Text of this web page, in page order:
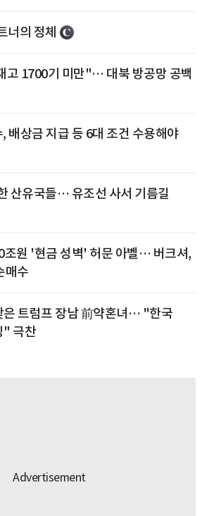
너의 정체
고 1700기 미만"… 대북 방공망 공백
배상금 지급 등 6대 조건 수용해야
산유국들… 유조선 사서 기름길
조원 '현금 성벽' 허문 아벨… 버크셔,
매수
은 트럼프 장남 前약혼녀… "한국
" 극찬